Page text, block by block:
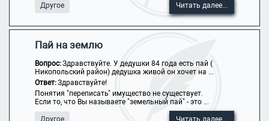
Другое Читать далее...
Пай на землю
Вопрос:Здравствуйте. У дедушки 84 года есть пай (
Никопольский район) дедушка живой он хочет на ...
Ответ:Здравствуйте!
Понятия "переписать" имущество не существует.
Если то, что Вы называете "земельный пай" - это ...
Другое Читать далее...